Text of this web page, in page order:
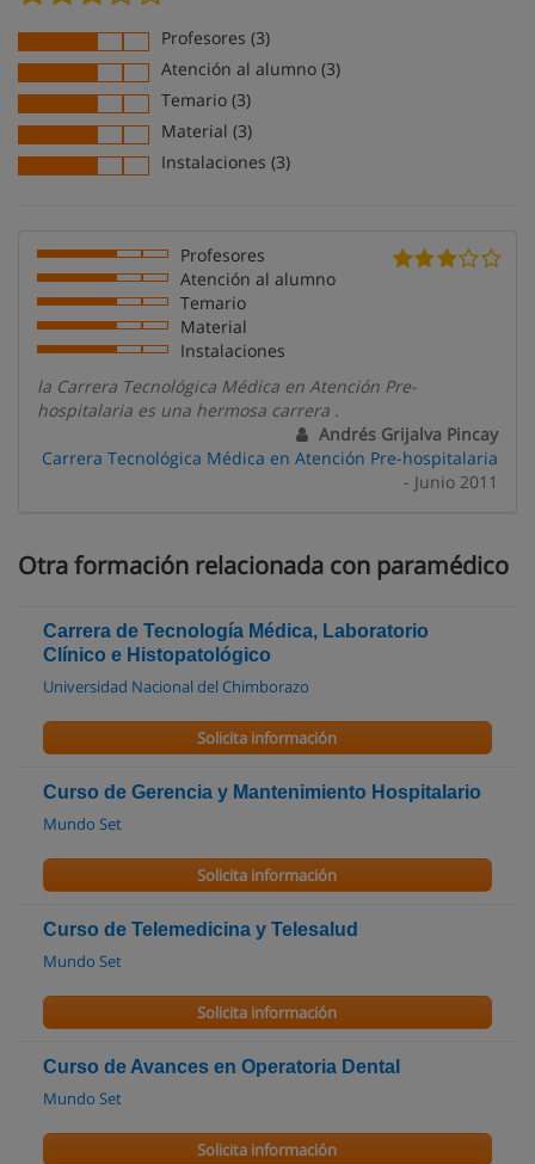
Profesores (3)
Atención al alumno (3)
Temario (3)
Material (3)
Instalaciones (3)
Profesores
Atención al alumno
Temario
Material
Instalaciones
la Carrera Tecnológica Médica en Atención Pre-
hospitalaria es una hermosa carrera .
Andrés Grijalva Pincay
Carrera Tecnológica Médica en Atención Pre-hospitalaria
- Junio 2011
Otra formación relacionada con paramédico
Carrera de Tecnología Médica, Laboratorio
Clínico e Histopatológico
Universidad Nacional del Chimborazo
Solicita información
Curso de Gerencia y Mantenimiento Hospitalario
Mundo Set
Solicita información
Curso de Telemedicina y Telesalud
Mundo Set
Solicita información
Curso de Avances en Operatoria Dental
Mundo Set
Solicita información